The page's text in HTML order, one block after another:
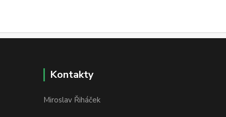
Kontakty
Miroslav Řiháček